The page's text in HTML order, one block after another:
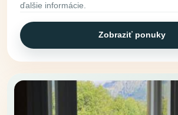
ďalšie informácie.
Zobraziť ponuky